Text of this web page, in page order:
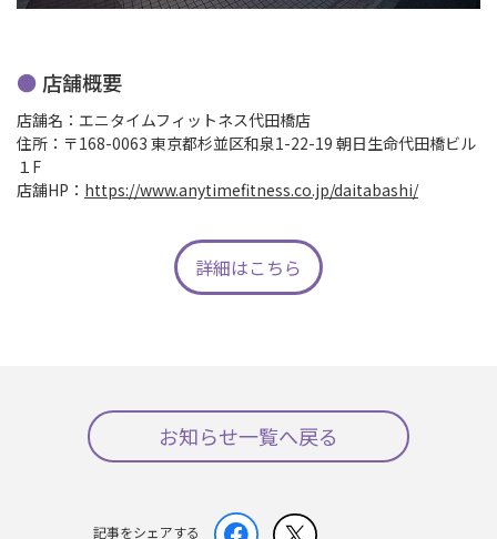
店舗概要
店舗名：エニタイムフィットネス代田橋店
住所：〒168-0063 東京都杉並区和泉1-22-19 朝日生命代田橋ビル
１F
店舗HP： https://www.anytimefitness.co.jp/daitabashi/
詳細はこちら
お知らせ一覧へ戻る
記事をシェアする